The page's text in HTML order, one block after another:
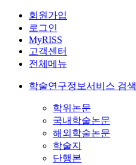
회원가입
로그인
MyRISS
고객센터
전체메뉴
학술연구정보서비스 검색
학위논문
국내학술논문
해외학술논문
학술지
단행본